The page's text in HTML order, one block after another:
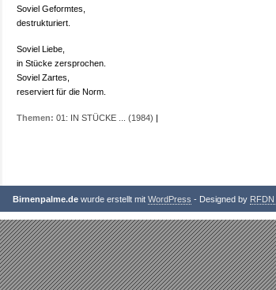
Soviel Geformtes,
destrukturiert.
Soviel Liebe,
in Stücke zersprochen.
Soviel Zartes,
reserviert für die Norm.
Themen: 01: IN STÜCKE ... (1984) |
Birnenpalme.dewurde erstellt mit WordPress - Designed by RFDN